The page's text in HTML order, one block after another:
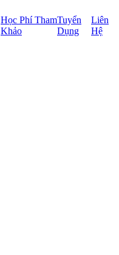
Học Phí Tham
Khảo
Tuyển
Dụng
Liên
Hệ